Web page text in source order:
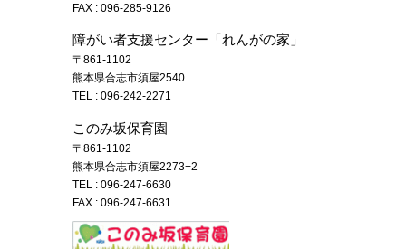
FAX : 096-285-9126
障がい者支援センター「れんがの家」
〒861-1102
熊本県合志市須屋2540
TEL : 096-242-2271
このみ坂保育園
〒861-1102
熊本県合志市須屋2273−2
TEL : 096-247-6630
FAX : 096-247-6631